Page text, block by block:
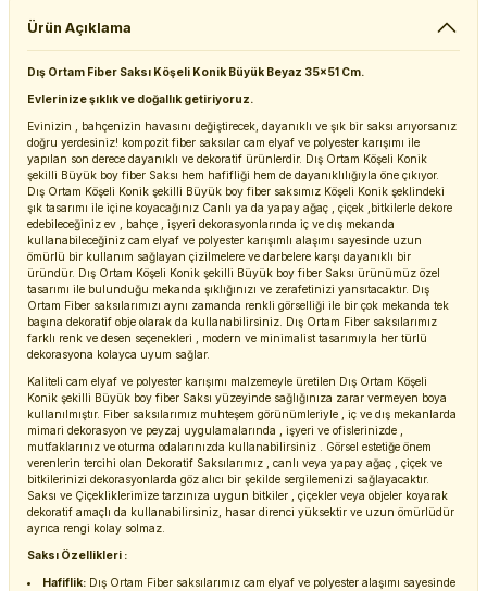
Ürün Açıklama
Dış Ortam Fiber Saksı Köşeli Konik Büyük Beyaz 35x51 Cm.
Evlerinize şıklık ve doğallık getiriyoruz.
Evinizin , bahçenizin havasını değiştirecek, dayanıklı ve şık bir saksı arıyorsanız
doğru yerdesiniz! kompozit fiber saksılar cam elyaf ve polyester karışımı ile
yapılan son derece dayanıklı ve dekoratif ürünlerdir. Dış Ortam Köşeli Konik
şekilli Büyük boy fiber Saksı hem hafifliği hem de dayanıklılığıyla öne çıkıyor.
Dış Ortam Köşeli Konik şekilli Büyük boy fiber saksımız Köşeli Konik şeklindeki
şık tasarımı ile içine koyacağınız Canlı ya da yapay ağaç , çiçek ,bitkilerle dekore
edebileceğiniz ev , bahçe , işyeri dekorasyonlarında iç ve dış mekanda
kullanabileceğiniz cam elyaf ve polyester karışımlı alaşımı sayesinde uzun
ömürlü bir kullanım sağlayan çizilmelere ve darbelere karşı dayanıklı bir
üründür. Dış Ortam Köşeli Konik şekilli Büyük boy fiber Saksı ürünümüz özel
tasarımı ile bulunduğu mekanda şıklığınızı ve zerafetinizi yansıtacaktır. Dış
Ortam Fiber saksılarımızı aynı zamanda renkli görselliği ile bir çok mekanda tek
başına dekoratif obje olarak da kullanabilirsiniz. Dış Ortam Fiber saksılarımız
farklı renk ve desen seçenekleri , modern ve minimalist tasarımıyla her türlü
dekorasyona kolayca uyum sağlar.
Kaliteli cam elyaf ve polyester karışımı malzemeyle üretilen Dış Ortam Köşeli
Konik şekilli Büyük boy fiber Saksı yüzeyinde sağlığınıza zarar vermeyen boya
kullanılmıştır. Fiber saksılarımız muhteşem görünümleriyle , iç ve dış mekanlarda
mimari dekorasyon ve peyzaj uygulamalarında , işyeri ve ofislerinizde ,
mutfaklarınız ve oturma odalarınızda kullanabilirsiniz . Görsel estetiğe önem
verenlerin tercihi olan Dekoratif Saksılarımız , canlı veya yapay ağaç , çiçek ve
bitkilerinizi dekorasyonlarda göz alıcı bir şekilde sergilemenizi sağlayacaktır.
Saksı ve Çiçekliklerimize tarzınıza uygun bitkiler , çiçekler veya objeler koyarak
dekoratif amaçlı da kullanabilirsiniz, hasar direnci yüksektir ve uzun ömürlüdür
ayrıca rengi kolay solmaz.
Saksı Özellikleri :
Hafiflik: Dış Ortam Fiber saksılarımız cam elyaf ve polyester alaşımı sayesinde